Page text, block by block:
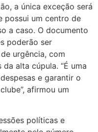
a única exceção será
possui um centro de
a caso. O documento
poderão ser
urgência, com
alta cúpula. “É uma
e garantir o
afirmou um
políticas e